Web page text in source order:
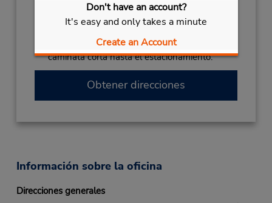
Don't have an account?
It's easy and only takes a minute
Create an Account
Ubicación para depositar llaves
Si llega en avión, el mostrador de alquiler se
encuentra dentro de la terminal con una
caminata corta hasta el estacionamiento.
Obtener direcciones
Información sobre la oficina
Direcciones generales